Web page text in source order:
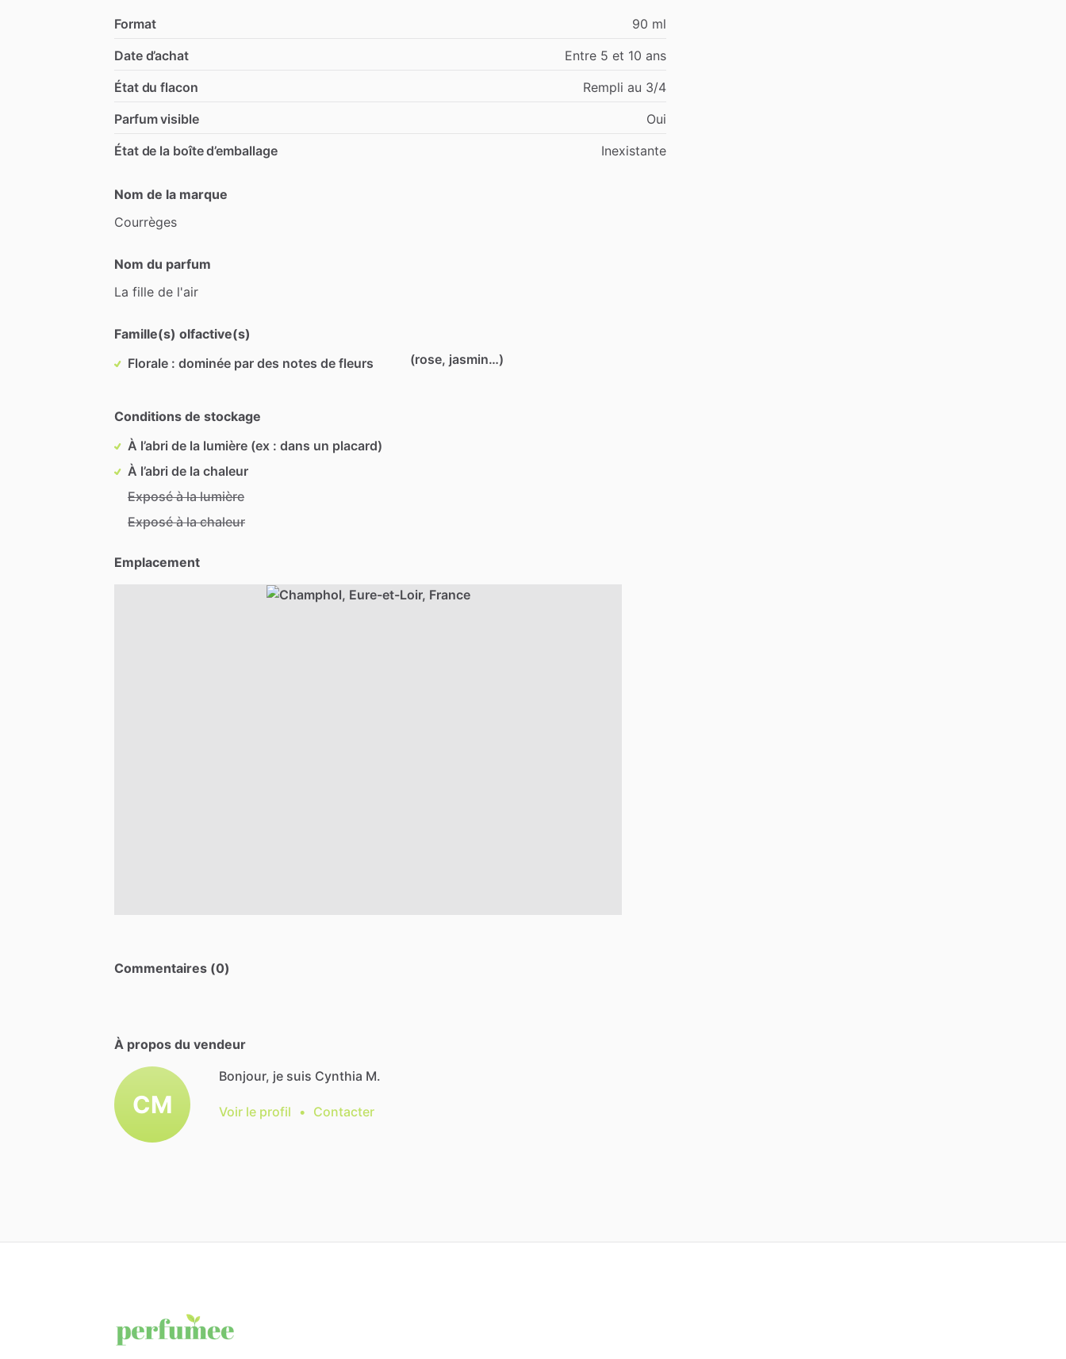
Format
90 ml
Date d’achat
Entre 5 et 10 ans
État du flacon
Rempli au 3/4
Parfum visible
Oui
État de la boîte d’emballage
Inexistante
Nom de la marque
Courrèges
Nom du parfum
La fille de l'air
Famille(s) olfactive(s)
Florale : dominée par des notes de fleurs
(rose, jasmin…)
Conditions de stockage
À l’abri de la lumière (ex : dans un placard)
À l’abri de la chaleur
Exposé à la lumière
Exposé à la chaleur
Emplacement
Commentaires (0)
À propos du vendeur
CM
Bonjour, je suis Cynthia M.
Voir le profil • Contacter